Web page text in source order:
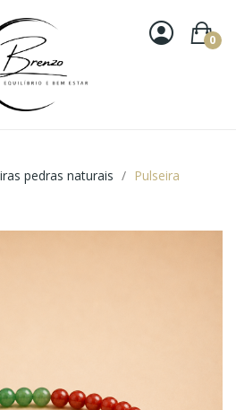
0
pedras naturais
Pulseira